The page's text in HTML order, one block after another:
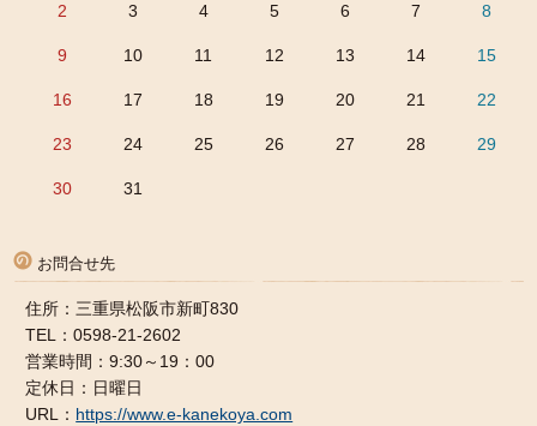
2 3 4 5 6 7 8
9 10 11 12 13 14 15
16 17 18 19 20 21 22
23 24 25 26 27 28 29
30 31
お問合せ先
住所：三重県松阪市新町830
TEL：0598-21-2602
営業時間：9:30～19：00
定休日：日曜日
URL： https://www.e-kanekoya.com